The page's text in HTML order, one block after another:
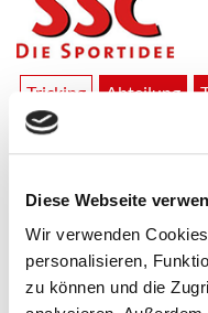
Diese Webseite
Wir verwenden
personalisieren,
zu können und die
Tricking Abteilung
Was ist Tricking
Jahren aus
letzten 15 Jahren
Bewegungsrepertoire
Look gibt. Die meisten